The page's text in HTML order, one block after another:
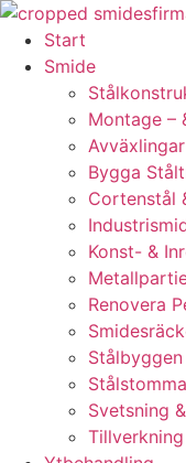
Skip
content
Start
Smide
Montage –
Bygga
Cortenstål
Konst- &
Renovera
Svetsning